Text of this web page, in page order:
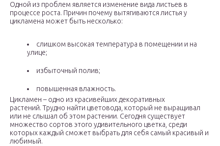
Одной из проблем является изменение вида листьев в
процессе роста. Причин почему вытягиваются листья у
цикламена может быть несколько:
слишком высокая температура в помещении и на
улице;
избыточный полив;
повышенная влажность.
Цикламен – одно из красивейших декоративных
растений. Трудно найти цветовода, который не выращивал
или не слышал об этом растении. Сегодня существует
множество сортов этого удивительного цветка, среди
которых каждый сможет выбрать для себя самый красивый и
любимый.